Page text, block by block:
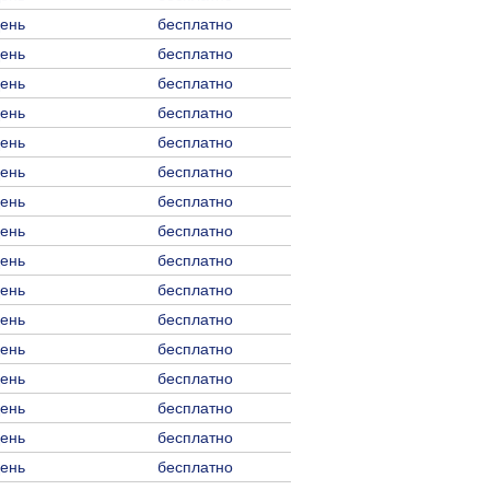
бесплатно
бесплатно
бесплатно
бесплатно
бесплатно
бесплатно
бесплатно
бесплатно
бесплатно
бесплатно
бесплатно
бесплатно
бесплатно
бесплатно
бесплатно
бесплатно